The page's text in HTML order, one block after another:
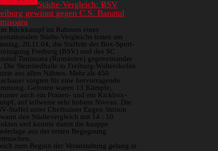
Städte-Vergleich: BSV
gewinnt gegen C.S. Banatul
Rückkampf im Rahmen eines
Städte-Vergleichs traten am
20.11.04, die Staffeln der Box-Sport-
Freiburg (BSV) und des SC
Timisoara (Rumänien) gegeneinander
Die Steinriedhalle in Freiburg-Waltershofen
aus allen Nähten. Mehr als 450
sorgten für eine hervorragende
Geboten waren 13 Kämpfe,
auch ein Frauen- und ein Kickbox-
auf teilweise sehr hohem Niveau. Die
Staffel unter Cheftrainer Eugen Simion
den Städtevergleich mit 14 : 10
und konnte damit die knappe
aus der ersten Begegnung
zum Beginn der Veranstaltung gelang in